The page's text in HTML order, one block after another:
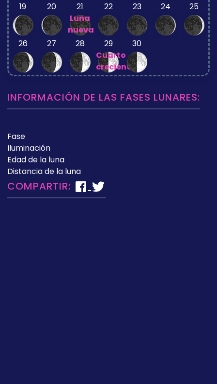
19 20
21
Luna
nueva
22 23 24 25
26 27 28
29
Cuarto
creciente
30
INFORMACIÓN DE LAS FASES LUNARES:
Fase
Iluminación
Edad de la luna
Distancia de la luna
COMPARTIR: